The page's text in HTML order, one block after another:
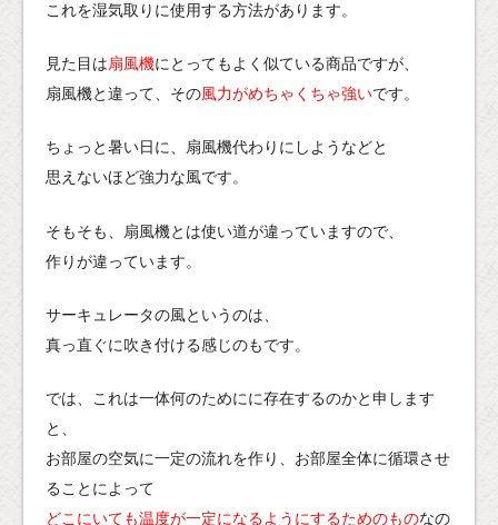
これを湿気取りに使用する方法があります。
見た目は扇風機にとってもよく似ている商品ですが、
扇風機と違って、その風力がめちゃくちゃ強いです。
ちょっと暑い日に、扇風機代わりにしようなどと
思えないほど強力な風です。
そもそも、扇風機とは使い道が違っていますので、
作りが違っています。
サーキュレータの風というのは、
真っ直ぐに吹き付ける感じのもです。
では、これは一体何のためにに存在するのかと申します
と、
お部屋の空気に一定の流れを作り、お部屋全体に循環させ
ることによって
どこにいても温度が一定になるようにするためのものなの